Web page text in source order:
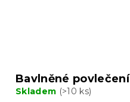
Bavlněné
Skladem (>10 ks)